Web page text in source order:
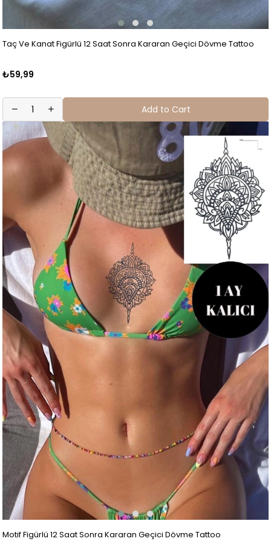
Taç Ve Kanat Figürlü 12 Saat Sonra Kararan Geçici Dövme Tattoo
₺59,99
Add to Cart
Motif Figürlü 12 Saat Sonra Kararan Geçici Dövme Tattoo